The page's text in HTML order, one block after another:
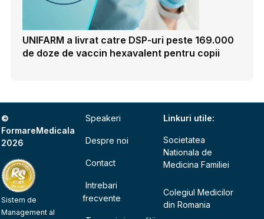
UNIFARM a livrat catre DSP-uri peste 169.000
de doze de vaccin hexavalent pentru copii
©
FormareMedicala
2026
Sistem de
Management al
Speakeri
Despre noi
Contact
Intrebari
frecvente
Linkuri utile:
Societatea
Nationala de
Medicina Familiei
Colegiul Medicilor
din Romania